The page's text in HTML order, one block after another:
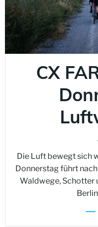
CX
Die Luft bewegt sich
Donnerstag führt
Waldwege, Schotter